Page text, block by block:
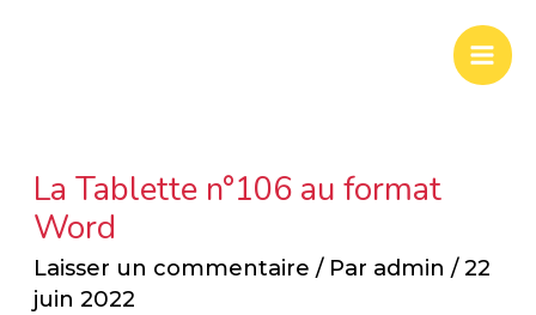
La Tablette n°106 au format
Word
Laisser un commentaire / Par admin/22
juin 2022